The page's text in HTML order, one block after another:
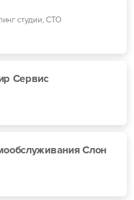
студии, СТО
Сервис
Слон